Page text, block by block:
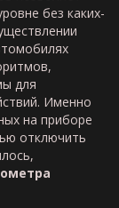
без каких-
для
Именно
на приборе
отключить